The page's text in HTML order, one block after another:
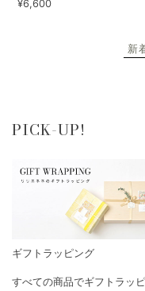
¥6,600
新
PICK-UP!
ギフトラッピング
すべての商品でギフトラッ